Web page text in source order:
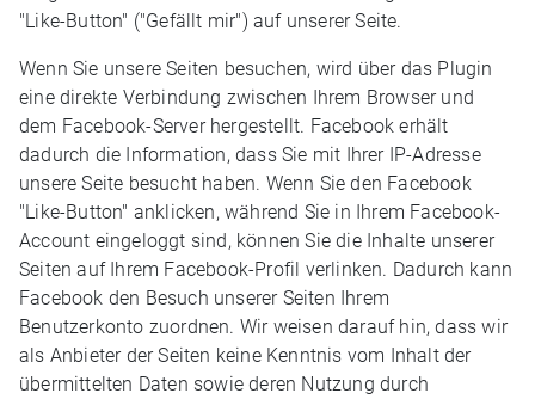
"Like-Button" ("Gefällt mir") auf unserer Seite.
Wenn Sie unsere Seiten besuchen, wird über das Plugin
eine direkte Verbindung zwischen Ihrem Browser und
dem Facebook-Server hergestellt. Facebook erhält
dadurch die Information, dass Sie mit Ihrer IP-Adresse
unsere Seite besucht haben. Wenn Sie den Facebook
"Like-Button" anklicken, während Sie in Ihrem Facebook-
Account eingeloggt sind, können Sie die Inhalte unserer
Seiten auf Ihrem Facebook-Profil verlinken. Dadurch kann
Facebook den Besuch unserer Seiten Ihrem
Benutzerkonto zuordnen. Wir weisen darauf hin, dass wir
als Anbieter der Seiten keine Kenntnis vom Inhalt der
übermittelten Daten sowie deren Nutzung durch